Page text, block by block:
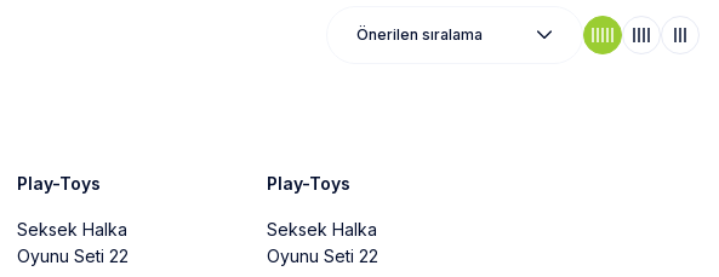
Play-Toys
Seksek Halka
Oyunu Seti 22
Play-Toys
Seksek Halka
Oyunu Seti 22